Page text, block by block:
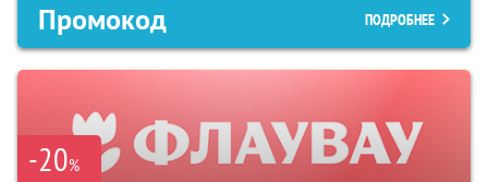
Промокод ПОДРОБНЕЕ
-20%